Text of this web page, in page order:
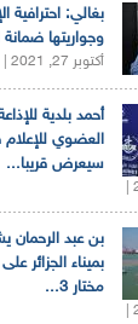
بغالي: احترافية
وجواريتها ضمانة
أكتوبر 27, 2021 |
أحمد بلدية
العضوي للإعلام
سيعرض قريبا...
بن عبد
بميناء الجزائر
مختار 3...